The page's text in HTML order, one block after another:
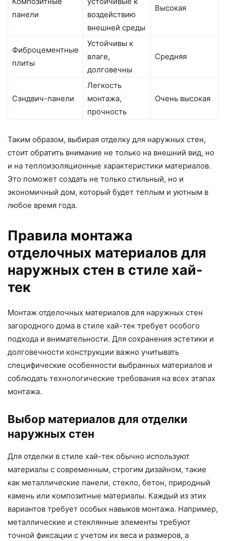
панели
воздействию
внешней среды
Высокая
Фиброцементные
плиты
Устойчивы к
влаге,
долговечны
Средняя
Сэндвич-панели
Легкость
монтажа,
прочность
Очень высокая
Таким образом, выбирая отделку для наружных стен,
стоит обратить внимание не только на внешний вид, но
и на теплоизоляционные характеристики материалов.
Это поможет создать не только стильный, но и
экономичный дом, который будет теплым и уютным в
любое время года.
Правила монтажа
отделочных материалов для
наружных стен в стиле хай-
тек
Монтаж отделочных материалов для наружных стен
загородного дома в стиле хай-тек требует особого
подхода и внимательности. Для сохранения эстетики и
долговечности конструкции важно учитывать
специфические особенности выбранных материалов и
соблюдать технологические требования на всех этапах
монтажа.
Выбор материалов для отделки
наружных стен
Для отделки в стиле хай-тек обычно используют
материалы с современным, строгим дизайном, такие
как металлические панели, стекло, бетон, природный
камень или композитные материалы. Каждый из этих
вариантов требует особых навыков монтажа. Например,
металлические и стеклянные элементы требуют
точной фиксации с учетом их веса и размеров, а